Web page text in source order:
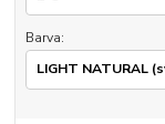
Barva: